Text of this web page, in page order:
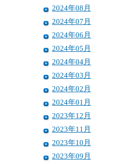
2024年08月
2024年07月
2024年06月
2024年05月
2024年04月
2024年03月
2024年02月
2024年01月
2023年12月
2023年11月
2023年10月
2023年09月